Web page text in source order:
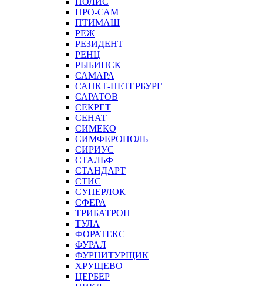
ПРО-САМ
ПТИМАШ
РЕЖ
РЕЗИДЕНТ
РЕНЦ
РЫБИНСК
САМАРА
САНКТ-ПЕТЕРБУРГ
САРАТОВ
СЕКРЕТ
СЕНАТ
СИМЕКО
СИМФЕРОПОЛЬ
СИРИУС
СТАЛЬФ
СТАНДАРТ
СТИС
СУПЕРЛОК
СФЕРА
ТРИБАТРОН
ТУЛА
ФОРАТЕКС
ФУРАЛ
ФУРНИТУРЩИК
ХРУЩЕВО
ЦЕРБЕР